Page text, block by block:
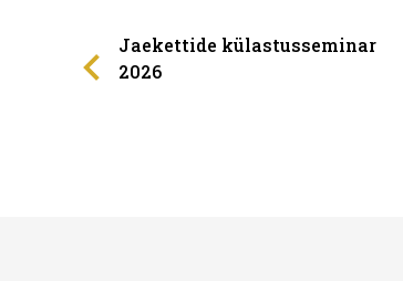
Jaekettide külastusseminar
2026